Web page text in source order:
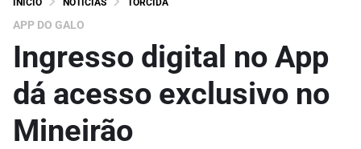
INÍCIO NOTÍCIAS TORCIDA
APP DO GALO
Ingresso digital no App
dá acesso exclusivo no
Mineirão